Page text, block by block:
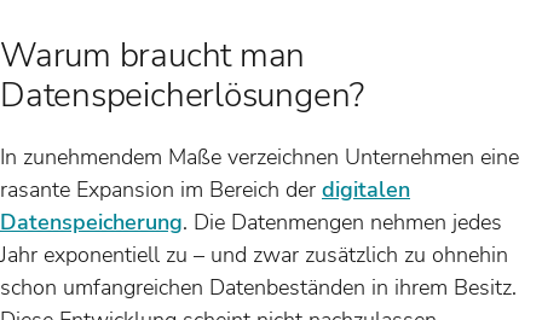
Warum braucht man
Datenspeicherlösungen?
In zunehmendem Maße verzeichnen Unternehmen eine
rasante Expansion im Bereich der digitalen
Datenspeicherung. Die Datenmengen nehmen jedes
Jahr exponentiell zu – und zwar zusätzlich zu ohnehin
schon umfangreichen Datenbeständen in ihrem Besitz.